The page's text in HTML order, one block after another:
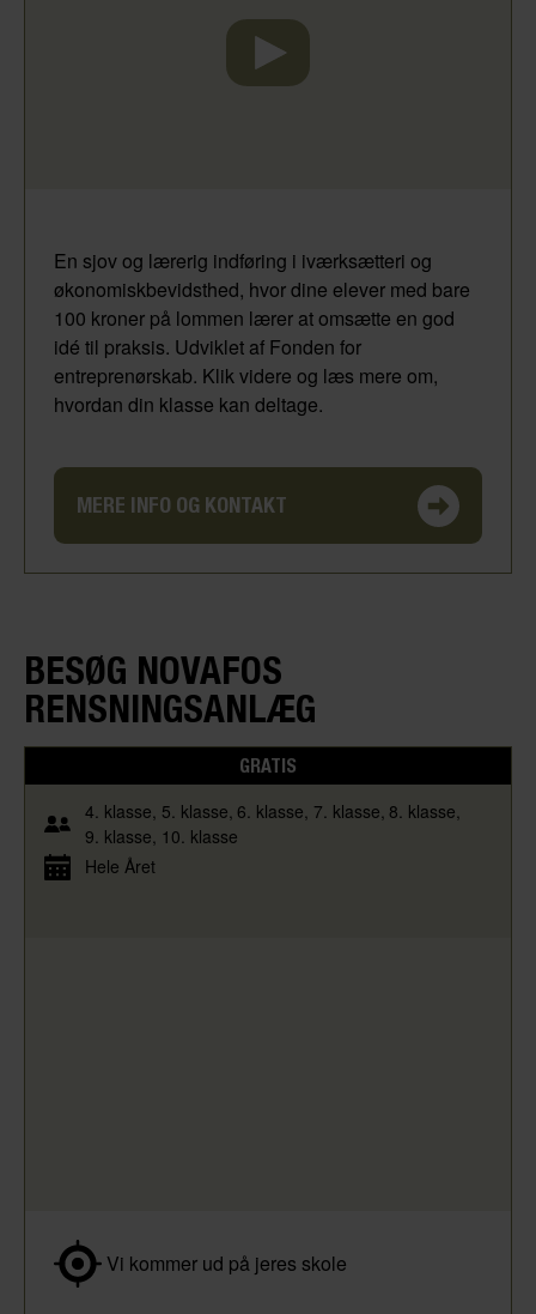
En sjov og lærerig indføring i iværksætteri og
økonomiskbevidsthed, hvor dine elever med bare
100 kroner på lommen lærer at omsætte en god
idé til praksis. Udviklet af Fonden for
entreprenørskab. Klik videre og læs mere om,
hvordan din klasse kan deltage.
MERE INFO OG KONTAKT
BESØG NOVAFOS
RENSNINGSANLÆG
GRATIS
4. klasse 5. klasse 6. klasse 7. klasse 8. klasse
9. klasse 10. klasse
Hele Året
Vi kommer ud på jeres skole